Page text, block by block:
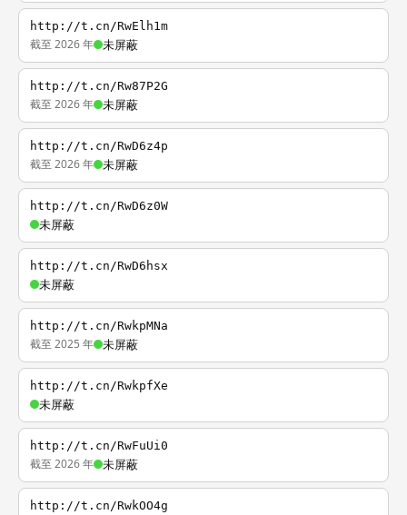
http://t.cn/RwElh1m
截至 2026 年 未屏蔽
http://t.cn/Rw87P2G
截至 2026 年 未屏蔽
http://t.cn/RwD6z4p
截至 2026 年 未屏蔽
http://t.cn/RwD6z0W
未屏蔽
http://t.cn/RwD6hsx
未屏蔽
http://t.cn/RwkpMNa
截至 2025 年 未屏蔽
http://t.cn/RwkpfXe
未屏蔽
http://t.cn/RwFuUi0
截至 2026 年 未屏蔽
http://t.cn/RwkOO4g